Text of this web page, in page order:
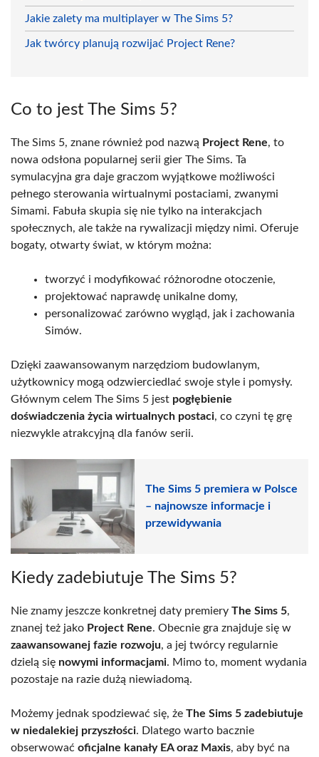
Jakie zalety ma multiplayer w The Sims 5?
Jak twórcy planują rozwijać Project Rene?
Co to jest The Sims 5?
The Sims 5, znane również pod nazwą Project Rene, to
nowa odsłona popularnej serii gier The Sims. Ta
symulacyjna gra daje graczom wyjątkowe możliwości
pełnego sterowania wirtualnymi postaciami, zwanymi
Simami. Fabuła skupia się nie tylko na interakcjach
społecznych, ale także na rywalizacji między nimi. Oferuje
bogaty, otwarty świat, w którym można:
tworzyć i modyfikować różnorodne otoczenie,
projektować naprawdę unikalne domy,
personalizować zarówno wygląd, jak i zachowania
Simów.
Dzięki zaawansowanym narzędziom budowlanym,
użytkownicy mogą odzwierciedlać swoje style i pomysły.
Głównym celem The Sims 5 jest pogłębienie
doświadczenia życia wirtualnych postaci, co czyni tę grę
niezwykle atrakcyjną dla fanów serii.
The Sims 5 premiera w Polsce
– najnowsze informacje i
przewidywania
Kiedy zadebiutuje The Sims 5?
Nie znamy jeszcze konkretnej daty premiery The Sims 5,
znanej też jako Project Rene. Obecnie gra znajduje się w
zaawansowanej fazie rozwoju, a jej twórcy regularnie
dzielą się nowymi informacjami. Mimo to, moment wydania
pozostaje na razie dużą niewiadomą.
Możemy jednak spodziewać się, że The Sims 5 zadebiutuje
w niedalekiej przyszłości. Dlatego warto bacznie
obserwować oficjalne kanały EA oraz Maxis, aby być na